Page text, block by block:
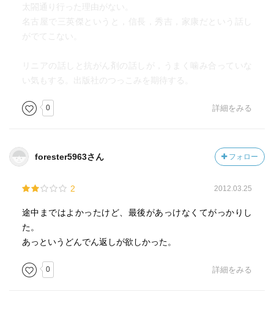
太閤通り行った理由がない。
名古屋で三英傑というと，信長，秀吉，家康だという話し
がでてこない。
リニアの話しと抗がん剤の話しが，うまく噛み合っていな
い気もする。出版社のつっこみを期待する。
0 詳細をみる
forester5963さん フォロー
2 2012.03.25
途中まではよかったけど、最後があっけなくてがっかりし
た。
あっというどんでん返しが欲しかった。
0 詳細をみる